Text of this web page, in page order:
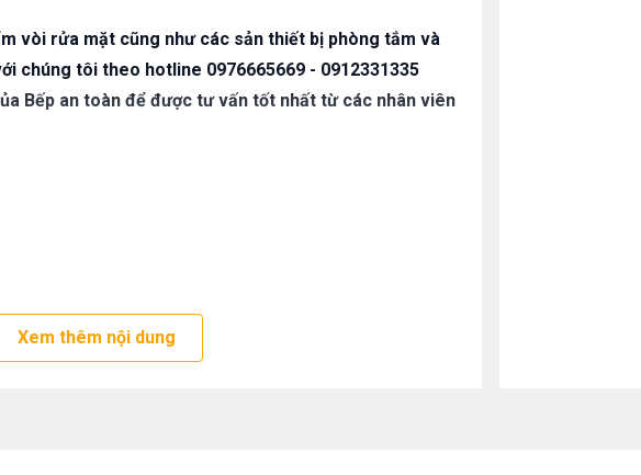
vòi rửa mặt cũng như các sản thiết bị phòng tắm và
chúng tôi theo hotline 0976665669 - 0912331335
Bếp an toàn để được tư vấn tốt nhất từ các nhân viên
Xem thêm nội dung